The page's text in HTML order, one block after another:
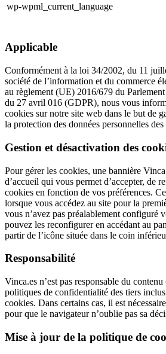
wp-wpml_current_language
Applicable
Conformément à la loi 34/2002, du 11
société de l’information et du commerce
au règlement (UE) 2016/679 du
du 27 avril 016 (GDPR), nous vous
cookies sur notre site web dans le but de
la protection des données personnelles
Gestion et désactivation des
Pour gérer les cookies, une bannière
d’accueil qui vous permet d’accepter, de
cookies en fonction de vos préférences.
lorsque vous accédez au site pour la
vous n’avez pas préalablement configuré
pouvez les reconfigurer en accédant au
partir de l’icône située dans le coin
Responsabilité
Vinca.es n’est pas responsable du
politiques de confidentialité des tiers
cookies. Dans certains cas, il est
pour que le navigateur n’oublie pas sa
Mise à jour de la politique de